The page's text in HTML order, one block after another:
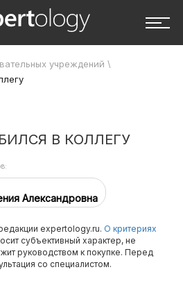
учреждений \
В КОЛЛЕГУ
Александровна
expertology.ru. О критериях
субъективный характер, не
руководством к покупке. Перед
со специалистом.